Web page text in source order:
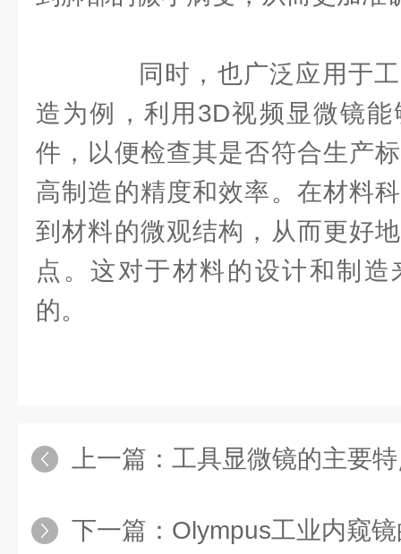
同时，也广泛应用于工
造为例，利用3D视频显微镜
件，以便检查其是否符合生产
高制造的精度和效率。在材料
到材料的微观结构，从而更好
点。这对于材料的设计和制
的。
上一篇： 工具显微镜的主要
下一篇： Olympus工业内窥